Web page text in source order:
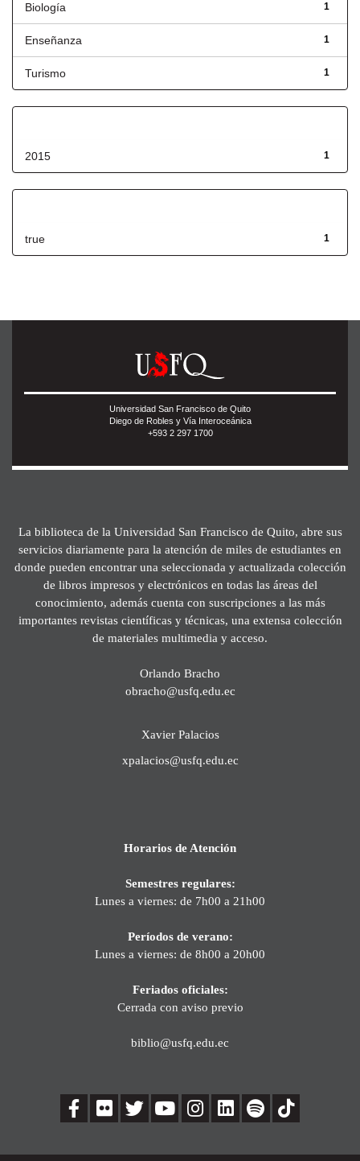
1
Biología
1
Enseñanza
1
Turismo
1
2015
1
true
Universidad San Francisco de Quito
Diego de Robles y Vía Interoceánica
+593 2 297 1700
La biblioteca de la Universidad San Francisco de Quito, abre sus
servicios diariamente para la atención de miles de estudiantes en
donde pueden encontrar una seleccionada y actualizada colección
de libros impresos y electrónicos en todas las áreas del
conocimiento, además cuenta con suscripciones a las más
importantes revistas científicas y técnicas, una extensa colección
de materiales multimedia y acceso.
Orlando Bracho
obracho@usfq.edu.ec
Xavier Palacios
xpalacios@usfq.edu.ec
Horarios de Atención
Semestres regulares:
Lunes a viernes: de 7h00 a 21h00
Períodos de verano:
Lunes a viernes: de 8h00 a 20h00
Feriados oficiales:
Cerrada con aviso previo
biblio@usfq.edu.ec